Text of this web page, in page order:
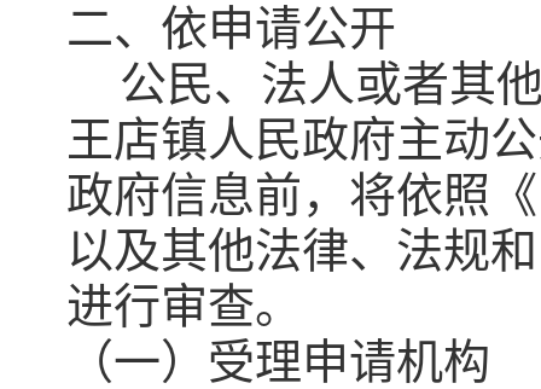
二、依申请公开
公民、法人或者其
王店镇人民政府主动
政府信息前，将依照
以及其他法律、法规
进行审查。
（一）受理申请机构